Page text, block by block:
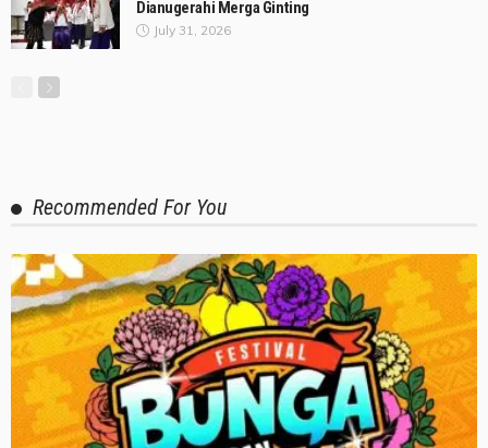
Dianugerahi Merga Ginting
July 31, 2026
Recommended For You